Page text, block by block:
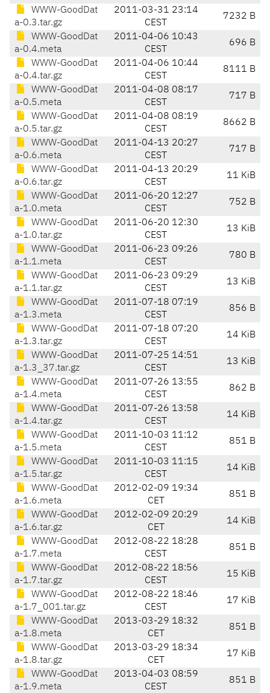
WWW-GoodDat
a-0.3.tar.gz
2011-03-31 23:14
CEST
7232 B
WWW-GoodDat
a-0.4.meta
2011-04-06 10:43
CEST
696 B
WWW-GoodDat
a-0.4.tar.gz
2011-04-06 10:44
CEST
8111 B
WWW-GoodDat
a-0.5.meta
2011-04-08 08:17
CEST
717 B
WWW-GoodDat
a-0.5.tar.gz
2011-04-08 08:19
CEST
8662 B
WWW-GoodDat
a-0.6.meta
2011-04-13 20:27
CEST
717 B
WWW-GoodDat
a-0.6.tar.gz
2011-04-13 20:29
CEST
11 KiB
WWW-GoodDat
a-1.0.meta
2011-06-20 12:27
CEST
752 B
WWW-GoodDat
a-1.0.tar.gz
2011-06-20 12:30
CEST
13 KiB
WWW-GoodDat
a-1.1.meta
2011-06-23 09:26
CEST
780 B
WWW-GoodDat
a-1.1.tar.gz
2011-06-23 09:29
CEST
13 KiB
WWW-GoodDat
a-1.3.meta
2011-07-18 07:19
CEST
856 B
WWW-GoodDat
a-1.3.tar.gz
2011-07-18 07:20
CEST
14 KiB
WWW-GoodDat
a-1.3_37.tar.gz
2011-07-25 14:51
CEST
13 KiB
WWW-GoodDat
a-1.4.meta
2011-07-26 13:55
CEST
862 B
WWW-GoodDat
a-1.4.tar.gz
2011-07-26 13:58
CEST
14 KiB
WWW-GoodDat
a-1.5.meta
2011-10-03 11:12
CEST
851 B
WWW-GoodDat
a-1.5.tar.gz
2011-10-03 11:15
CEST
14 KiB
WWW-GoodDat
a-1.6.meta
2012-02-09 19:34
CET
851 B
WWW-GoodDat
a-1.6.tar.gz
2012-02-09 20:29
CET
14 KiB
WWW-GoodDat
a-1.7.meta
2012-08-22 18:28
CEST
851 B
WWW-GoodDat
a-1.7.tar.gz
2012-08-22 18:56
CEST
15 KiB
WWW-GoodDat
a-1.7_001.tar.gz
2012-08-22 18:46
CEST
17 KiB
WWW-GoodDat
a-1.8.meta
2013-03-29 18:32
CET
851 B
WWW-GoodDat
a-1.8.tar.gz
2013-03-29 18:34
CET
17 KiB
WWW-GoodDat
a-1.9.meta
2013-04-03 08:59
CEST
851 B